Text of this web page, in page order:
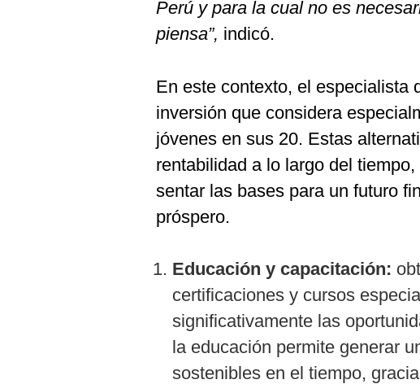
Perú y para la cual no es
piensa”, indicó.
En este contexto, el especialista
inversión que considera
jóvenes en sus 20. Estas
rentabilidad a lo largo del
sentar las bases para un futuro
próspero.
Educación y capacitación:
certificaciones y cursos
significativamente las
la educación permite generar
sostenibles en el tiempo,